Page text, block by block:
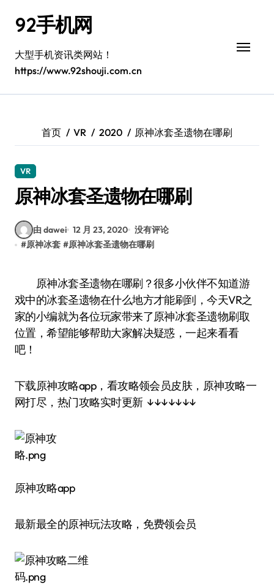
92手机网
大型手机资讯类网站！
https://www.92shouji.com.cn
首页 VR 2020 原神冰套圣遗物在哪刷
VR
原神冰套圣遗物在哪刷
由 dawei 12 月 23, 2020 没有评论
#原神冰套 #原神冰套圣遗物在哪刷
原神冰套圣遗物在哪刷？很多小伙伴不知道游
戏中的冰套圣遗物在什么地方才能刷到，今天VR之
家的小编就为各位玩家带来了原神冰套圣遗物刷取
位置，希望能够帮助大家解决疑惑，一起来看看
吧！
下载原神攻略app，看攻略领会员皮肤，原神攻略一
网打尽，热门攻略实时更新 ↓↓↓↓↓↓↓
原神攻略app
最新最全的原神玩法攻略，免费领会员